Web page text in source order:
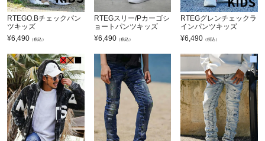
RTEGO.Bチェックパン
ツキッズ
¥6,490 （税込）
RTEGスリー/Pカーゴシ
ョートパンツキッズ
¥6,490（税込）
RTEGグレンチェックラ
インパンツキッズ
¥6,490 （税込）